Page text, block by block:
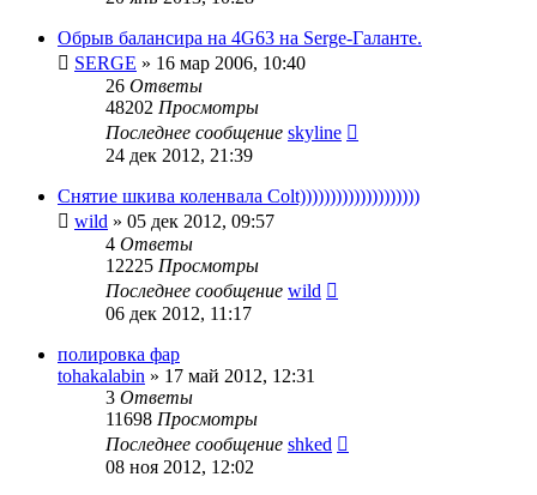
Обрыв балансира на 4G63 на Serge-Галанте.
SERGE » 16 мар 2006, 10:40
26 Ответы
48202 Просмотры
Последнее сообщение skyline
24 дек 2012, 21:39
Снятие шкива коленвала Colt))))))))))))))))))))
wild » 05 дек 2012, 09:57
4 Ответы
12225 Просмотры
Последнее сообщение wild
06 дек 2012, 11:17
полировка фар
tohakalabin » 17 май 2012, 12:31
3 Ответы
11698 Просмотры
Последнее сообщение shked
08 ноя 2012, 12:02